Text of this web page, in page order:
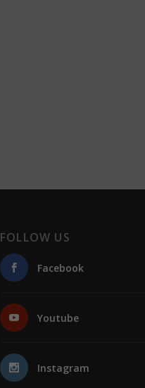
FOLLOW US
Facebook
Youtube
Instagram